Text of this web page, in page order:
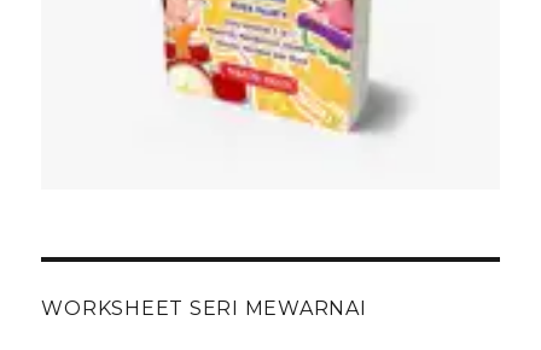
WORKSHEET SERI MEWARNAI